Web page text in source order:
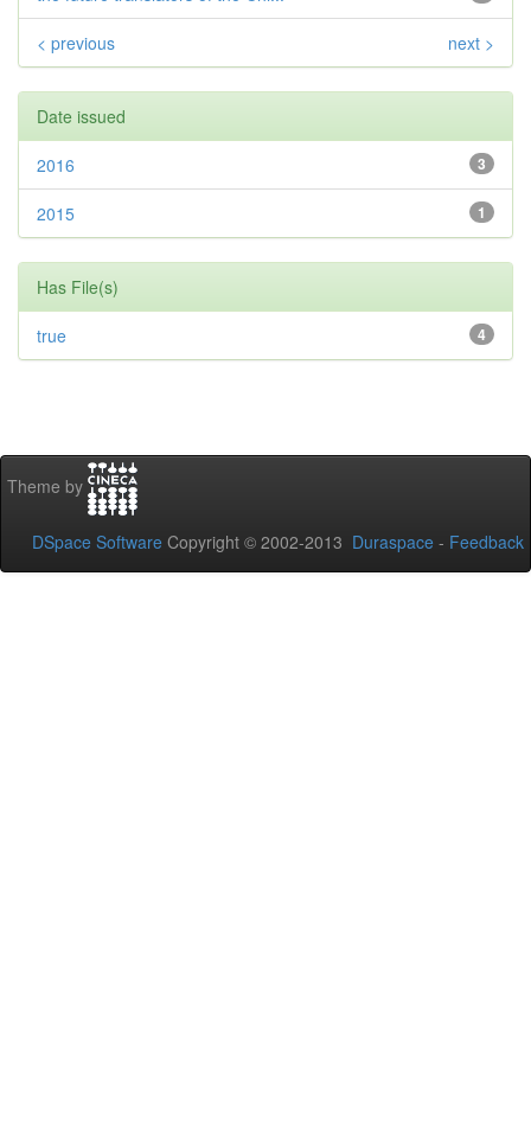
< previous next >
Date issued
3
2016
1
2015
Has File(s)
4
true
Theme by
DSpace Software Copyright © 2002-2013 Duraspace - Feedback